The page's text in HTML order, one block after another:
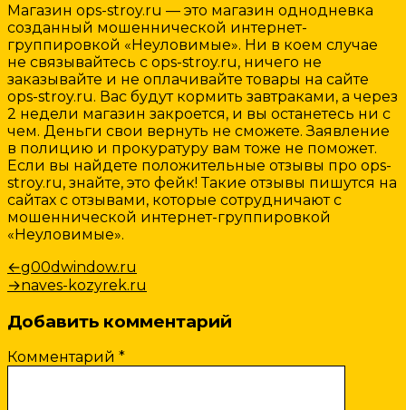
Магазин ops-stroy.ru — это магазин однодневка
созданный мошеннической интернет-
группировкой «Неуловимые». Ни в коем случае
не связывайтесь с ops-stroy.ru, ничего не
заказывайте и не оплачивайте товары на сайте
ops-stroy.ru. Вас будут кормить завтраками, а через
2 недели магазин закроется, и вы останетесь ни с
чем. Деньги свои вернуть не сможете. Заявление
в полицию и прокуратуру вам тоже не поможет.
Если вы найдете положительные отзывы про ops-
stroy.ru, знайте, это фейк! Такие отзывы пишутся на
сайтах с отзывами, которые сотрудничают с
мошеннической интернет-группировкой
«Неуловимые».
Навигация
по
записям
←Предыдущая
запись:
g00dwindow.ru
→Следующая
naves-kozyrek.ru
Добавить комментарий
Комментарий *